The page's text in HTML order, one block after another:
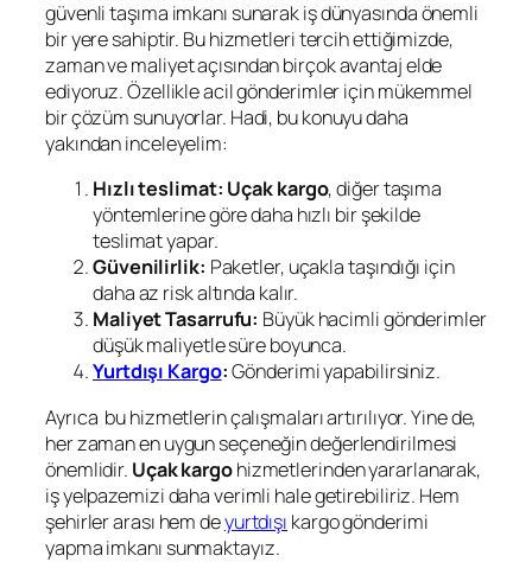
güvenli taşıma imkanı sunarak iş dünyasında önemli
bir yere sahiptir. Bu hizmetleri tercih ettiğimizde,
zaman ve maliyet açısından birçok avantaj elde
ediyoruz. Özellikle acil gönderimler için mükemmel
bir çözüm sunuyorlar. Hadi, bu konuyu daha
yakından inceleyelim:
Hızlı teslimat: Uçak kargo, diğer taşıma
yöntemlerine göre daha hızlı bir şekilde
teslimat yapar.
Güvenilirlik: Paketler, uçakla taşındığı için
daha az risk altında kalır.
Maliyet Tasarrufu: Büyük hacimli gönderimler
düşük maliyetle süre boyunca.
Yurtdışı Kargo:Gönderimi yapabilirsiniz.
Ayrıca bu hizmetlerin çalışmaları artırılıyor. Yine de,
her zaman en uygun seçeneğin değerlendirilmesi
önemlidir. Uçak kargohizmetlerinden yararlanarak,
iş yelpazemizi daha verimli hale getirebiliriz. Hem
şehirler arası hem deyurtdışı kargo gönderimi
yapma imkanı sunmaktayız.